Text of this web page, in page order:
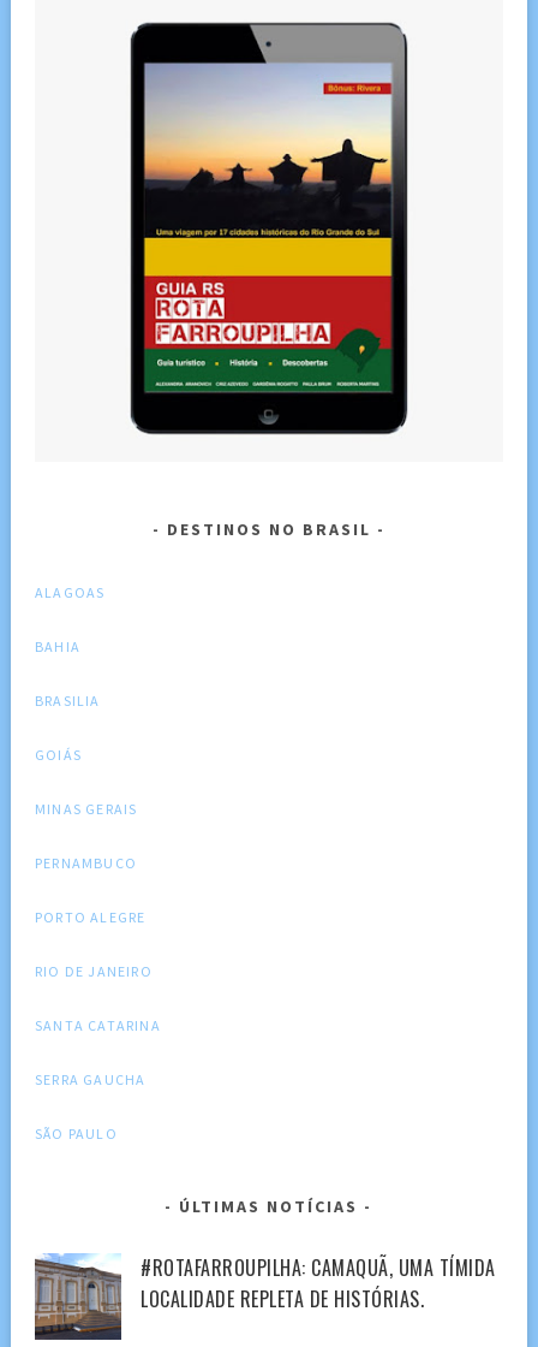
DESTINOS NO BRASIL
ALAGOAS
BAHIA
BRASILIA
GOIÁS
MINAS GERAIS
PERNAMBUCO
PORTO ALEGRE
RIO DE JANEIRO
SANTA CATARINA
SERRA GAUCHA
SÃO PAULO
ÚLTIMAS NOTÍCIAS
#ROTAFARROUPILHA: CAMAQUÃ, UMA TÍMIDA
LOCALIDADE REPLETA DE HISTÓRIAS.